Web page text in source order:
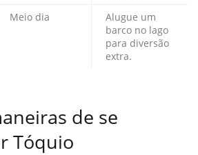
Meio dia
Alugue um
barco no lago
para diversão
extra.
de se
Tóquio